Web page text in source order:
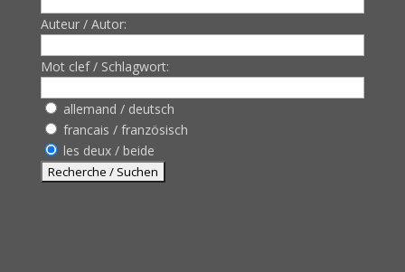
Auteur / Autor:
Mot clef / Schlagwort:
allemand / deutsch
francais / französisch
les deux / beide